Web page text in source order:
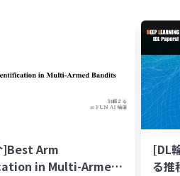
]Best Arm
in Multi-Armed
[DL
る推